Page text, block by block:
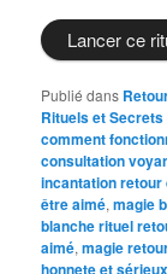
Lancer ce
Publié dans
Rituels et
comment
consultation
incantation retour
être aimé,magie
blanche rituel
aimé,magie
honnete et sérieux